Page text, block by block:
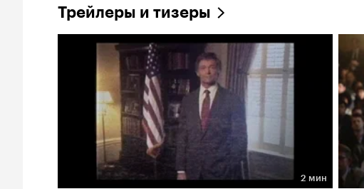
Трейлеры и тизеры
2 мин